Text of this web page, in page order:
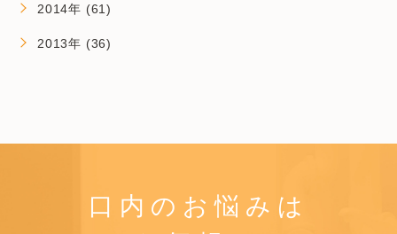
2014年 (61)
2013年 (36)
口内のお悩みは